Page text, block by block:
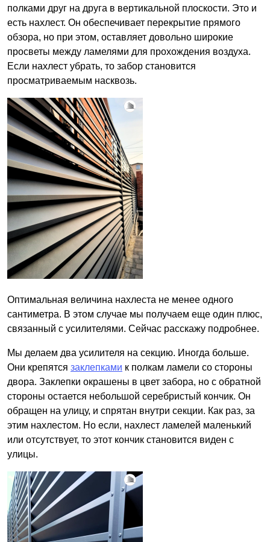
полками друг на друга в вертикальной плоскости. Это и
есть нахлест. Он обеспечивает перекрытие прямого
обзора, но при этом, оставляет довольно широкие
просветы между ламелями для прохождения воздуха.
Если нахлест убрать, то забор становится
просматриваемым насквозь.
Оптимальная величина нахлеста не менее одного
сантиметра. В этом случае мы получаем еще один плюс,
связанный с усилителями. Сейчас расскажу подробнее.
Мы делаем два усилителя на секцию. Иногда больше.
Они крепятся заклепками к полкам ламели со стороны
двора. Заклепки окрашены в цвет забора, но с обратной
стороны остается небольшой серебристый кончик. Он
обращен на улицу, и спрятан внутри секции. Как раз, за
этим нахлестом. Но если, нахлест ламелей маленький
или отсутствует, то этот кончик становится виден с
улицы.